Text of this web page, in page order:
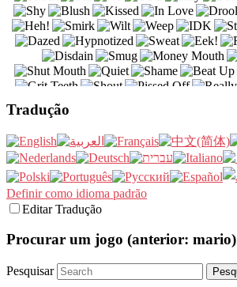
Tradução
Definir como idioma padrão
Editar Tradução
Procurar um jogo (anterior: mario)
Pesquisar